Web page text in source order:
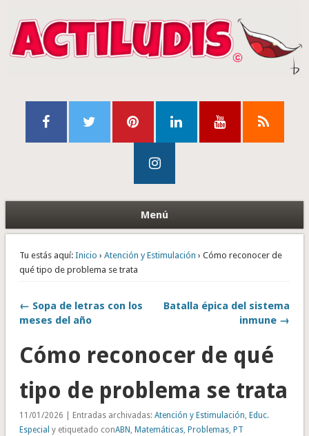
Menú
Tu estás aquí: Inicio › Atención y Estimulación › Cómo reconocer de
qué tipo de problema se trata
← Sopa de letras con los
meses del año
Batalla épica del sistema
inmune →
Cómo reconocer de qué
tipo de problema se trata
11/01/2026 | Entradas archivadas: Atención y Estimulación, Educ.
Especial y etiquetado conABN , Matemáticas, Problemas, PT